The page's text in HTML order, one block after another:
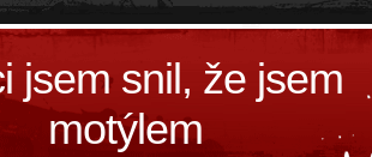
jsem snil, že jsem
motýlem